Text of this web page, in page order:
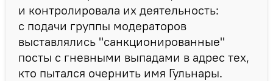
и контролировала их деятельность:
с подачи группы модераторов
выставлялись "санкционированные"
посты с гневными выпадами в адрес тех,
кто пытался очернить имя Гульнары.